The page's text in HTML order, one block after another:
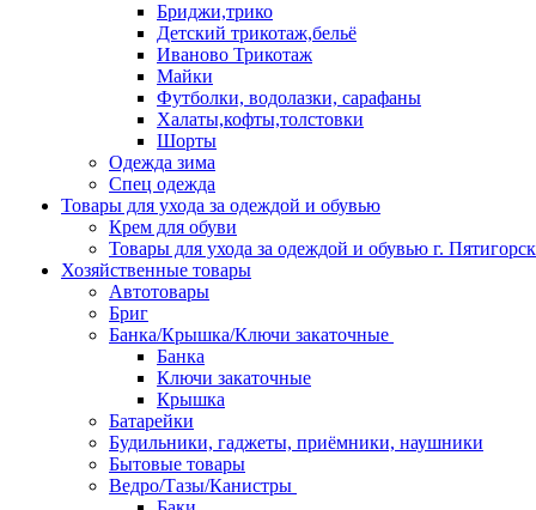
Бриджи,трико
Детский трикотаж,бельё
Иваново Трикотаж
Майки
Футболки, водолазки, сарафаны
Халаты,кофты,толстовки
Шорты
Одежда зима
Спец одежда
Товары для ухода за одеждой и обувью
Крем для обуви
Товары для ухода за одеждой и обувью г. Пятигорск
Хозяйственные товары
Автотовары
Бриг
Банка/Крышка/Ключи закаточные
Банка
Ключи закаточные
Крышка
Батарейки
Будильники, гаджеты, приёмники, наушники
Бытовые товары
Ведро/Тазы/Канистры